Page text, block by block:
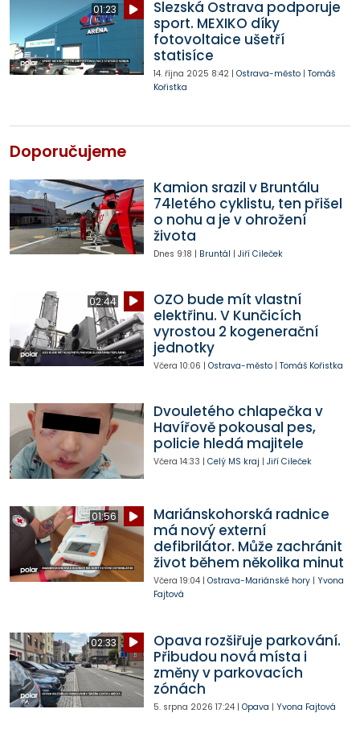
01:23
Slezská Ostrava podporuje
sport. MEXIKO díky
fotovoltaice ušetří
statisíce
14. října 2025 8:42| Ostrava-město| Tomáš
Kořistka
Doporučujeme
Kamion srazil v Bruntálu
74letého cyklistu, ten přišel
o nohu a je v ohrožení
života
Dnes 9:18 | Bruntál | Jiří Cileček
02:44
OZO bude mít vlastní
elektřinu. V Kunčicích
vyrostou 2 kogenerační
jednotky
Včera 10:06 | Ostrava-město| Tomáš Kořistka
Dvouletého chlapečka v
Havířově pokousal pes,
policie hledá majitele
Včera 14:33 | Celý MS kraj | Jiří Cileček
01:56
Mariánskohorská radnice
má nový externí
defibrilátor. Může zachránit
život během několika minut
Včera 19:04| Ostrava-Mariánské hory| Yvona
Fajtová
02:33
Opava rozšiřuje parkování.
Přibudou nová místa i
změny v parkovacích
zónách
5. srpna 2026 17:24| Opava | Yvona Fajtová